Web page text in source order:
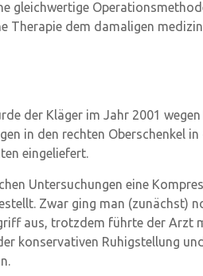
gleichwertige
Therapie dem damaligen
der Kläger im Jahr 2001
in den rechten Oberschenkel in
eingeliefert.
Untersuchungen eine
Zwar ging man (zunächst)
aus, trotzdem führte der Arzt
konservativen Ruhigstellung